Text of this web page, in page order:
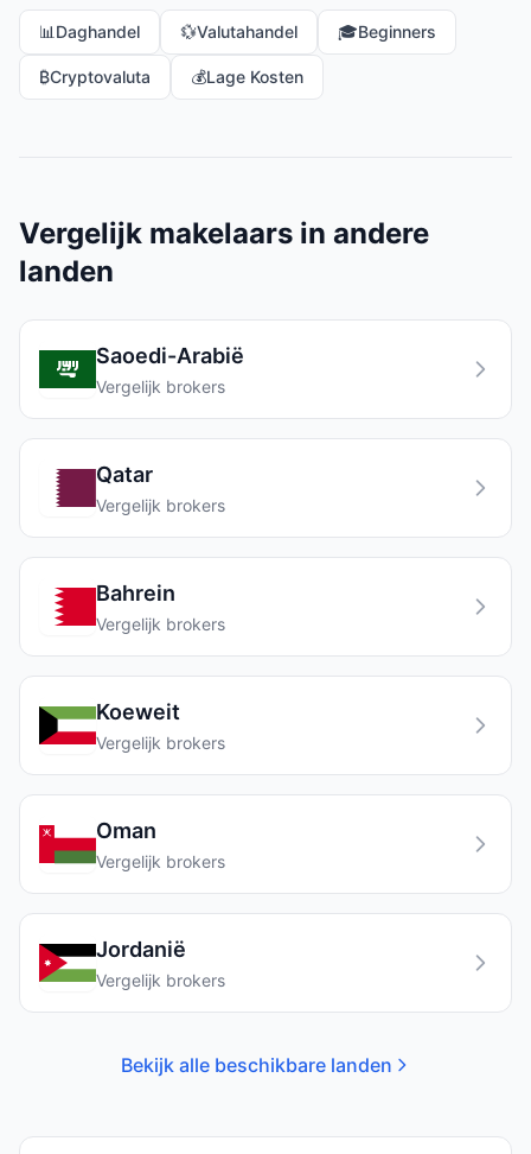
📊 Daghandel 💱Valutahandel 🎓Beginners
₿Cryptovaluta 💰Lage Kosten
Vergelijk makelaars in andere
landen
Saoedi-Arabië
Vergelijk brokers
Qatar
Vergelijk brokers
Bahrein
Vergelijk brokers
Koeweit
Vergelijk brokers
Oman
Vergelijk brokers
Jordanië
Vergelijk brokers
Bekijk alle beschikbare landen